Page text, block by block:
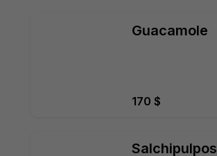
Guacamole
170 $
Salchipulpos